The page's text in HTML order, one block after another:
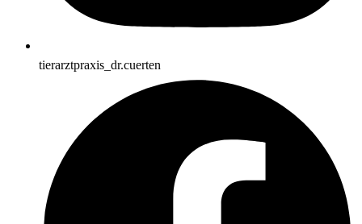
tierarztpraxis_dr.cuerten